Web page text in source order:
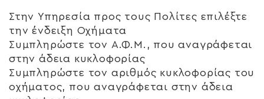
Στην Υπηρεσία προς τους Πολίτες επιλέξτε
την ένδειξη Οχήματα
Συμπληρώστε τον Α.Φ.Μ., που αναγράφεται
στην άδεια κυκλοφορίας
Συμπληρώστε τον αριθμός κυκλοφορίας του
οχήματος, που αναγράφεται στην άδεια